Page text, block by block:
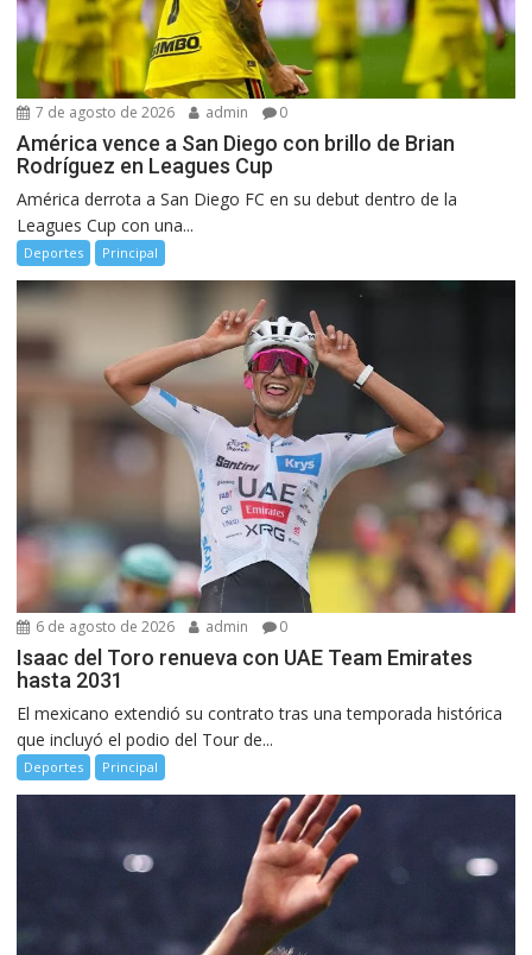
7 de agosto de 2026 admin 0
América vence a San Diego con brillo de Brian
Rodríguez en Leagues Cup
América derrota a San Diego FC en su debut dentro de la
Leagues Cup con una...
Deportes Principal
6 de agosto de 2026 admin 0
Isaac del Toro renueva con UAE Team Emirates
hasta 2031
El mexicano extendió su contrato tras una temporada histórica
que incluyó el podio del Tour de...
Deportes Principal